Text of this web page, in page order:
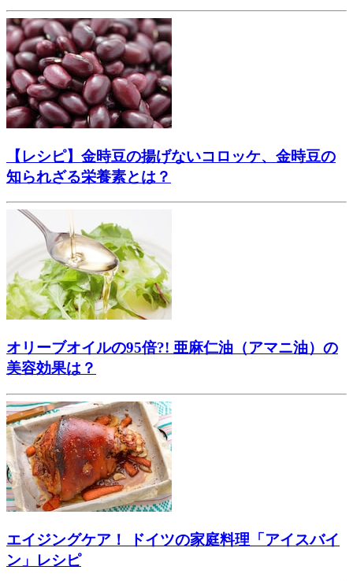
【レシピ】金時豆の揚げないコロッケ、金時豆の
知られざる栄養素とは？
オリーブオイルの95倍?! 亜麻仁油（アマニ油）の
美容効果は？
エイジングケア！ ドイツの家庭料理「アイスバイ
ン」レシピ